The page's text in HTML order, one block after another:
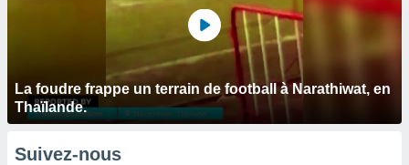
La foudre frappe un terrain de football à Narathiwat, en
Thaïlande.
Suivez-nous